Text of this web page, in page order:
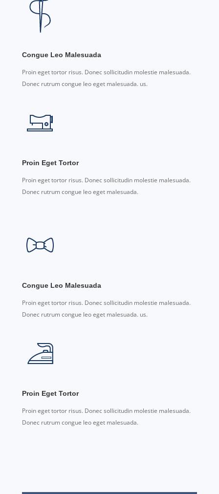
Congue Leo Malesuada
Proin eget tortor risus. Donec sollicitudin molestie malesuada.
Donec rutrum congue leo eget malesuada. us.
Proin Eget Tortor
Proin eget tortor risus. Donec sollicitudin molestie malesuada.
Donec rutrum congue leo eget malesuada.
Congue Leo Malesuada
Proin eget tortor risus. Donec sollicitudin molestie malesuada.
Donec rutrum congue leo eget malesuada. us.
Proin Eget Tortor
Proin eget tortor risus. Donec sollicitudin molestie malesuada.
Donec rutrum congue leo eget malesuada.